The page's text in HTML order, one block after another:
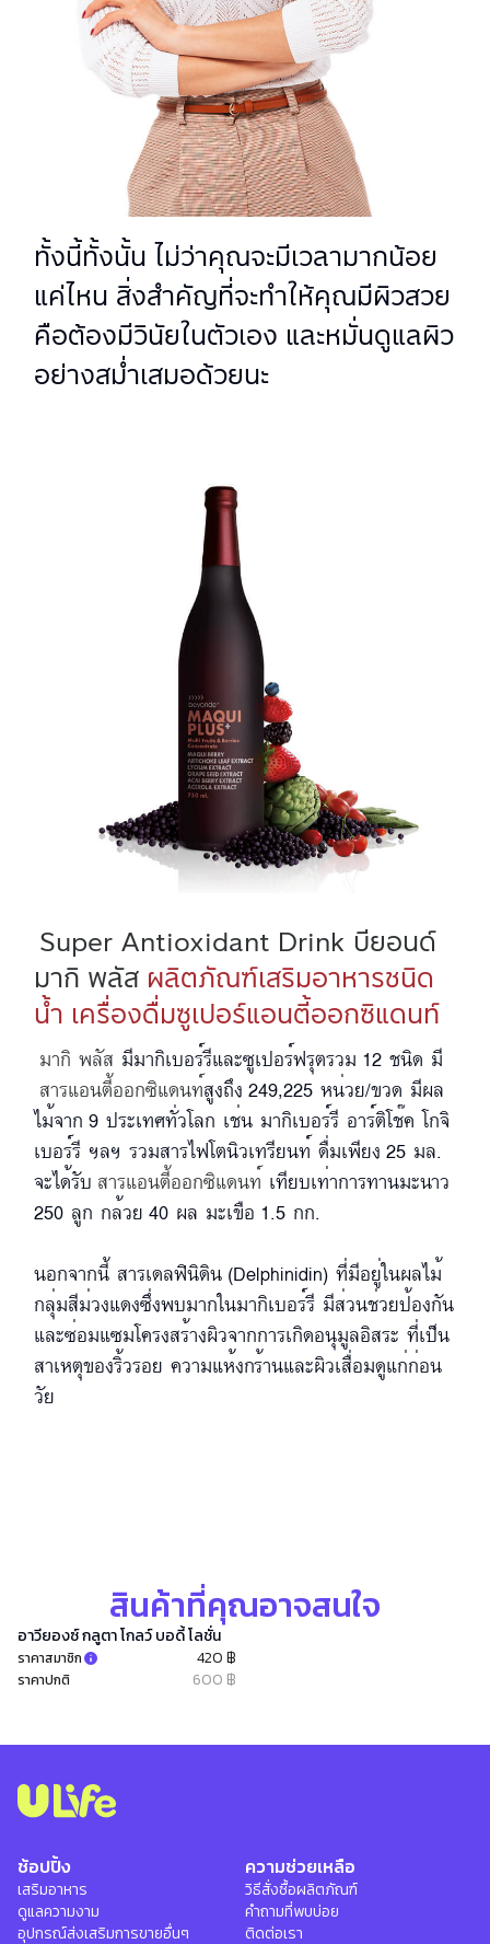
ทั้งนี้ทั้งนั้น ไม่ว่าคุณจะมีเวลามากน้อย
แค่ไหน สิ่งสำคัญที่จะทำให้คุณมีผิวสวย
คือต้องมีวินัยในตัวเอง และหมั่นดูแลผิว
อย่างสม่ำเสมอด้วยนะ
Super Antioxidant Drink บียอนด์
มากิ พลัส ผลิตภัณฑ์เสริมอาหารชนิด
น้ำ เครื่องดื่มซูเปอร์แอนตี้ออกซิแดนท์
มากิ พลัส มีมากิเบอร์รีและซูเปอร์ฟรุตรวม 12 ชนิด มี
สารแอนตี้ออกซิแดนท์สูงถึง 249,225 หน่วย/ขวด มีผล
ไม้จาก 9 ประเทศทั่วโลก เช่น มากิเบอร์รี อาร์ติโช๊ค โกจิ
เบอร์รี ฯลฯ รวมสารไฟโตนิวเทรียนท์ ดื่มเพียง 25 มล.
จะได้รับ สารแอนตี้ออกซิแดนท์ เทียบเท่าการทานมะนาว
250 ลูก กล้วย 40 ผล มะเขือ 1.5 กก.
นอกจากนี้ สารเดลฟินิดิน (Delphinidin) ที่มีอยู่ในผลไม้
กลุ่มสีม่วงแดงซึ่งพบมากในมากิเบอร์รี มีส่วนช่วยป้องกัน
และซ่อมแซมโครงสร้างผิวจากการเกิดอนุมูลอิสระ ที่เป็น
สาเหตุของริ้วรอย ความแห้งกร้านและผิวเสื่อมดูแก่ก่อน
วัย
สินค้าที่คุณอาจสนใจ
อาวียองซ์ กลูตา โกลว์ บอดี้ โลชั่น
ราคาสมาชิก 420 ฿
ราคาปกติ 600 ฿
ช้อปปิ้ง
เสริมอาหาร
ดูแลความงาม
อุปกรณ์ส่งเสริมการขายอื่นๆ
ความช่วยเหลือ
วิธีสั่งซื้อผลิตภัณฑ์
คำถามที่พบบ่อย
ติดต่อเรา